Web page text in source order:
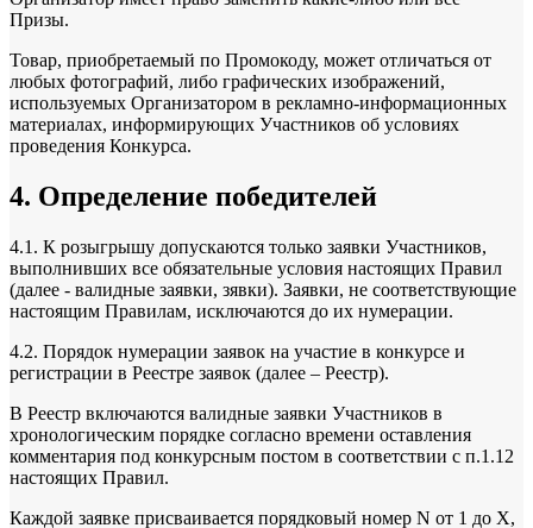
Призы.
Товар, приобретаемый по Промокоду, может отличаться от
любых фотографий, либо графических изображений,
используемых Организатором в рекламно-информационных
материалах, информирующих Участников об условиях
проведения Конкурса.
4. Определение победителей
4.1. К розыгрышу допускаются только заявки Участников,
выполнивших все обязательные условия настоящих Правил
(далее - валидные заявки, зявки). Заявки, не соответствующие
настоящим Правилам, исключаются до их нумерации.
4.2. Порядок нумерации заявок на участие в конкурсе и
регистрации в Реестре заявок (далее – Реестр).
В Реестр включаются валидные заявки Участников в
хронологическим порядке согласно времени оставления
комментария под конкурсным постом в соответствии с п.1.12
настоящих Правил.
Каждой заявке присваивается порядковый номер N от 1 до X,